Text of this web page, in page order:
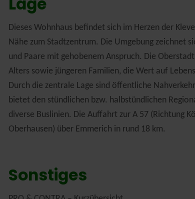
Dieses Wohnhaus befindet sich im Herzen der
Nähe zum Stadtzentrum. Die Umgebung zeichnet
und Paare mit gehobenem Anspruch. Die
Alters sowie jüngeren Familien, die Wert auf
Durch die zentrale Lage sind öffentliche
bietet den stündlichen bzw. halbstündlichen
diverse Buslinien. Die Auffahrt zur A 57 (Richtung
Oberhausen) über Emmerich in rund 18 km.
Sonstiges